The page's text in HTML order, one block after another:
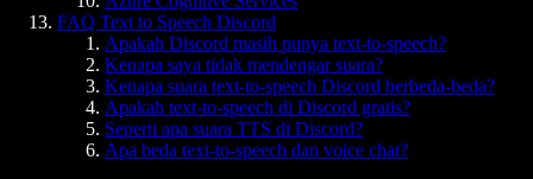
FAQ Text to Speech Discord
Apakah Discord masih punya text-to-speech?
Kenapa saya tidak mendengar suara?
Kenapa suara text-to-speech Discord berbeda-beda?
Apakah text-to-speech di Discord gratis?
Seperti apa suara TTS di Discord?
Apa beda text-to-speech dan voice chat?